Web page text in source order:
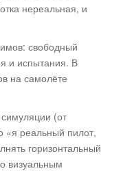
нереальная, и
свободный
и испытания. В
на самолёте
(от
«я реальный пилот,
горизонтальный
визуальным